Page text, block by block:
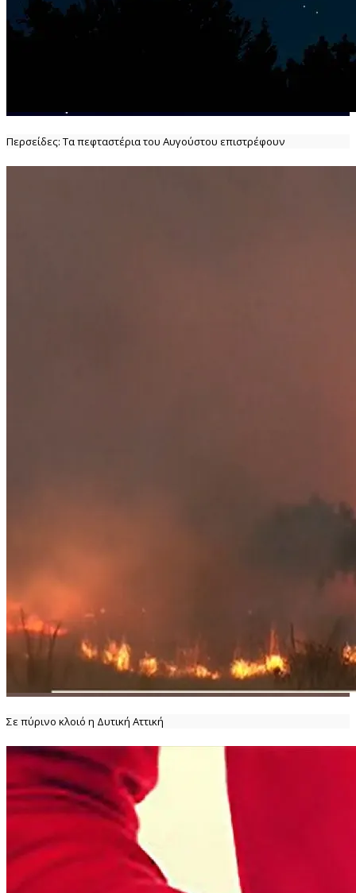
Περσείδες: Τα πεφταστέρια του Αυγούστου επιστρέφουν
Σε πύρινο κλοιό η Δυτική Αττική